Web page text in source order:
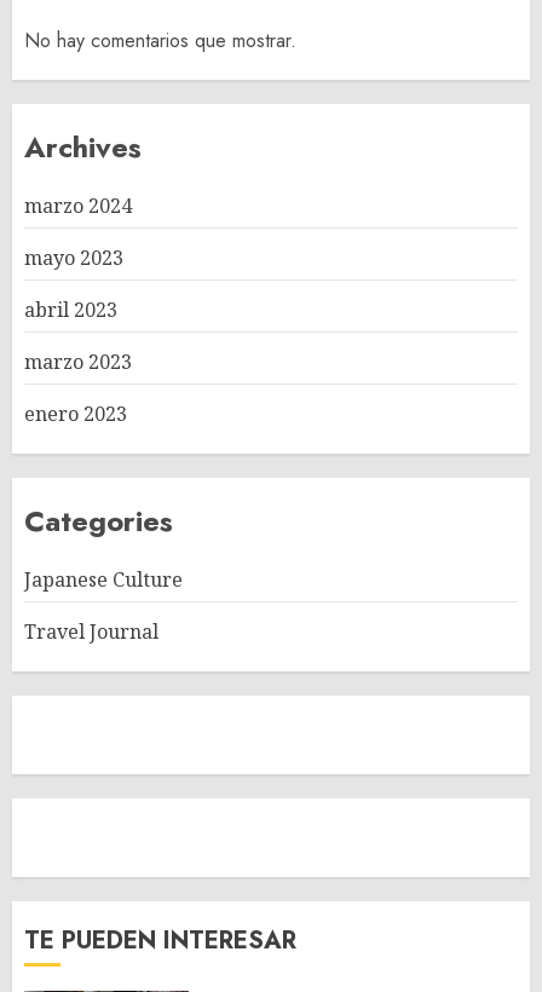
No hay comentarios que mostrar.
Archives
marzo 2024
mayo 2023
abril 2023
marzo 2023
enero 2023
Categories
Japanese Culture
Travel Journal
TE PUEDEN INTERESAR